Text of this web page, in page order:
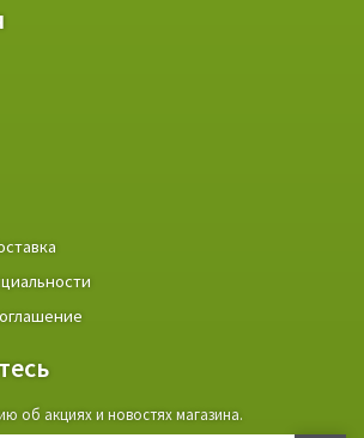
об акциях и новостях магазина.